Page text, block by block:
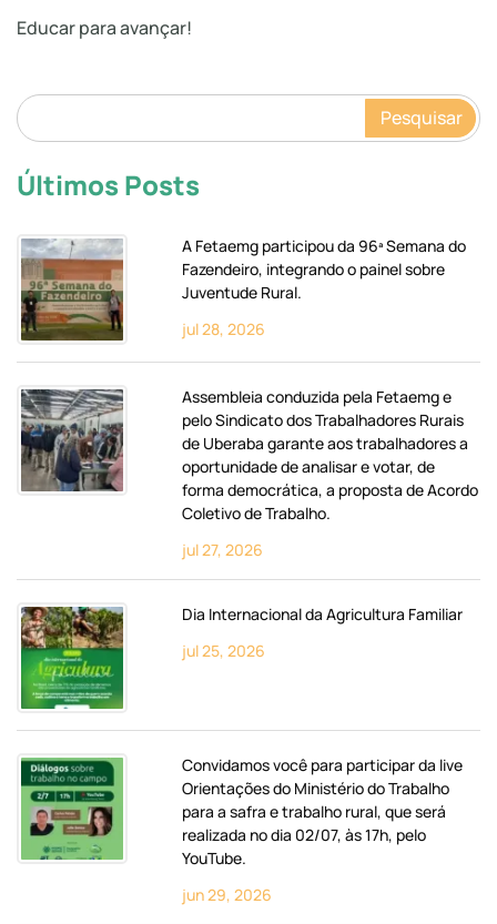
Educar para avançar!
Pesquisar
Últimos Posts
A Fetaemg participou da 96ª Semana do
Fazendeiro, integrando o painel sobre
Juventude Rural.
jul 28, 2026
Assembleia conduzida pela Fetaemg e
pelo Sindicato dos Trabalhadores Rurais
de Uberaba garante aos trabalhadores a
oportunidade de analisar e votar, de
forma democrática, a proposta de Acordo
Coletivo de Trabalho.
jul 27, 2026
Dia Internacional da Agricultura Familiar
jul 25, 2026
Convidamos você para participar da live
Orientações do Ministério do Trabalho
para a safra e trabalho rural, que será
realizada no dia 02/07, às 17h, pelo
YouTube.
jun 29, 2026